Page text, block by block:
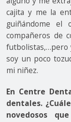
cajita y me la
guiñándome
compañeros de
futbolistas,…pero
soy un poco
mi niñez.
En Centre
dentales.
novedosos